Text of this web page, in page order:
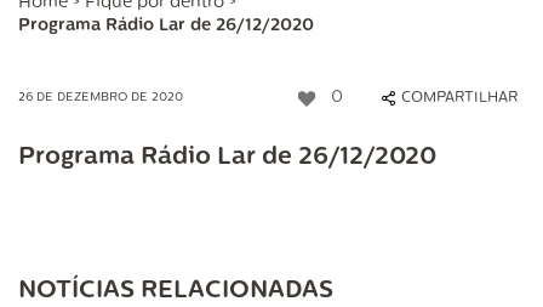
Programa Rádio Lar de 26/12/2020
26 DE DEZEMBRO DE 2020 0 COMPARTILHAR
Programa Rádio Lar de 26/12/2020
NOTÍCIAS RELACIONADAS